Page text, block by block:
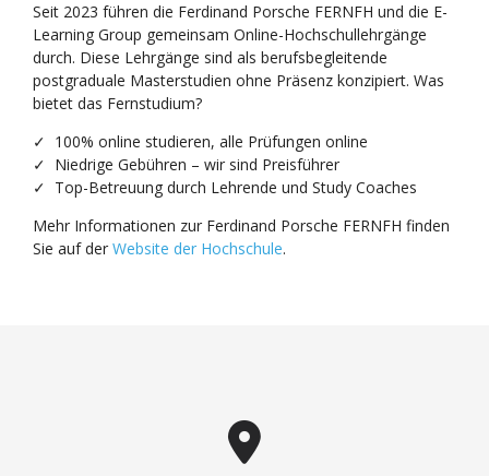
Seit 2023 führen die Ferdinand Porsche FERNFH und die E-
Learning Group gemeinsam Online-Hochschullehrgänge
durch. Diese Lehrgänge sind als berufsbegleitende
postgraduale Masterstudien ohne Präsenz konzipiert. Was
bietet das Fernstudium?
✓ 100% online studieren, alle Prüfungen online
✓ Niedrige Gebühren – wir sind Preisführer
✓ Top-Betreuung durch Lehrende und Study Coaches
Mehr Informationen zur Ferdinand Porsche FERNFH finden
Sie auf der Website der Hochschule.